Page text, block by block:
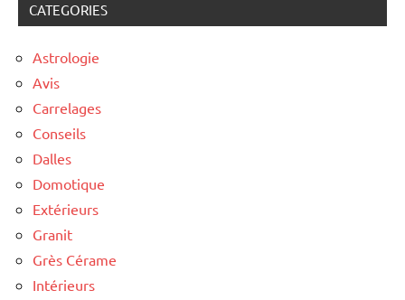
CATEGORIES
Astrologie
Avis
Carrelages
Conseils
Dalles
Domotique
Extérieurs
Granit
Grès Cérame
Intérieurs